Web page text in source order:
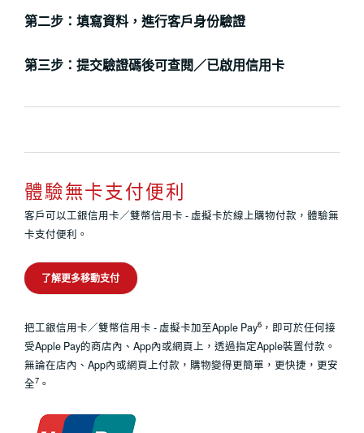
第二步：填寫資料，進行客戶身份驗證
第三步：提交驗證碼後可查閱／已啟用信用卡
體驗無卡支付便利
客戶可以工銀信用卡／雙幣信用卡 - 虛擬卡於線上購物付款，體驗無
卡支付便利。
了解更多移動支付
把工銀信用卡／雙幣信用卡 - 虛擬卡加至Apple Pay6，即可於任何接
受Apple Pay的商店內、App內或網頁上，透過指定Apple裝置付款。
無論在店內、App內或網頁上付款，購物變得更簡單，更快捷，更安
全7。